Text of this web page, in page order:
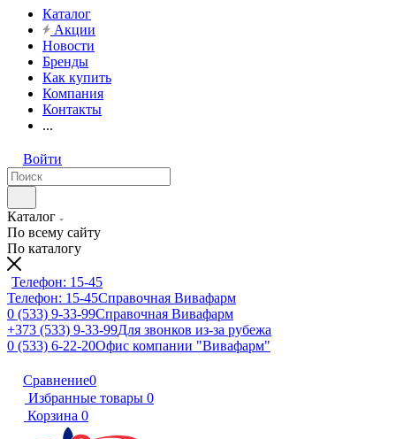
Каталог
Акции
Новости
Бренды
Как купить
Компания
Контакты
...
Войти
Каталог
По всему сайту
По каталогу
Телефон: 15-45
Телефон: 15-45Справочная Вивафарм
0 (533) 9-33-99Справочная Вивафарм
+373 (533) 9-33-99Для звонков из-за рубежа
0 (533) 6-22-20Офис компании "Вивафарм"
Сравнение0
Избранные товары 0
Корзина 0